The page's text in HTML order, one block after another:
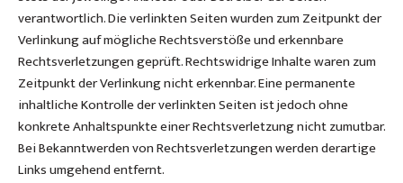
verantwortlich. Die verlinkten Seiten wurden zum Zeitpunkt der
Verlinkung auf mögliche Rechtsverstöße und erkennbare
Rechtsverletzungen geprüft. Rechtswidrige Inhalte waren zum
Zeitpunkt der Verlinkung nicht erkennbar. Eine permanente
inhaltliche Kontrolle der verlinkten Seiten ist jedoch ohne
konkrete Anhaltspunkte einer Rechtsverletzung nicht zumutbar.
Bei Bekanntwerden von Rechtsverletzungen werden derartige
Links umgehend entfernt.